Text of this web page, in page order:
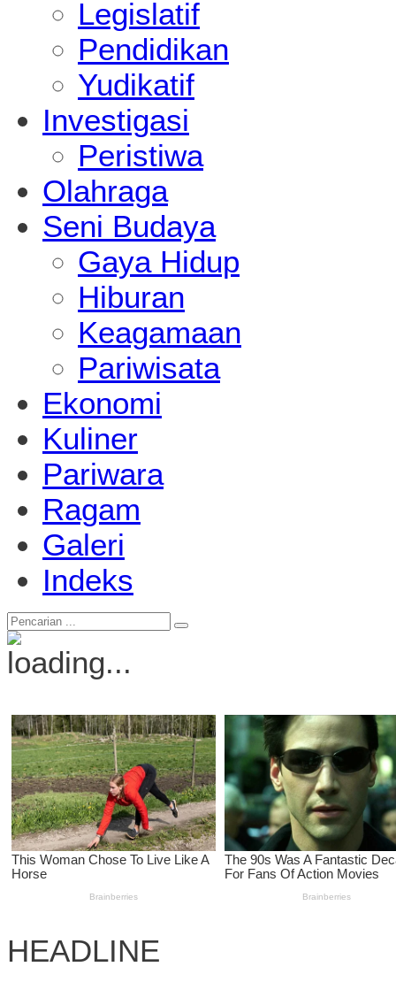
Legislatif
Pendidikan
Yudikatif
Investigasi
Peristiwa
Olahraga
Seni Budaya
Gaya Hidup
Hiburan
Keagamaan
Pariwisata
Ekonomi
Kuliner
Pariwara
Ragam
Galeri
Indeks
HEADLINE